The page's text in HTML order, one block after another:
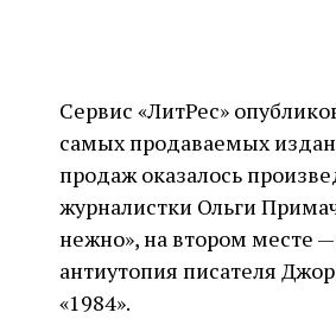
Сервис «ЛитРес»
самых продаваемых
продаж оказалось
журналистки Ольги
нежно», на втором месте
антиутопия писателя
«1984».